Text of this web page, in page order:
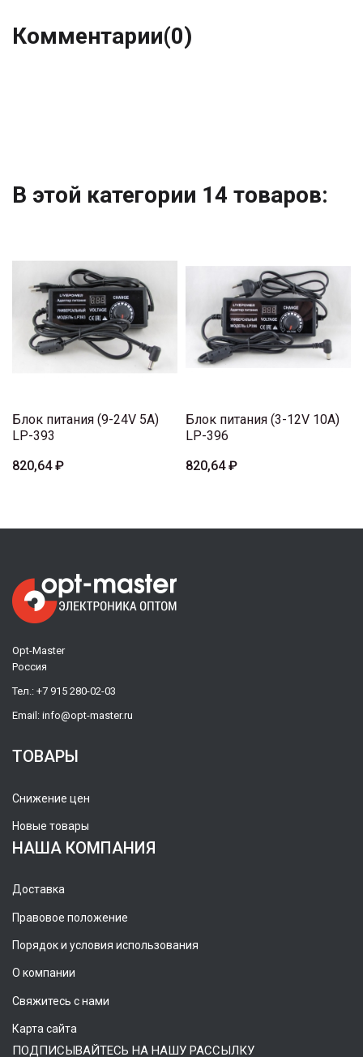
Комментарии(0)
В этой категории 14 товаров:
Блок питания (9-24V 5A)
LP-393
820,64 ₽
Блок питания (3-12V 10A)
LP-396
820,64 ₽
Opt-Master
Россия
Тел.: +7 915 280-02-03
Email: info@opt-master.ru
ТОВАРЫ
Снижение цен
Новые товары
НАША КОМПАНИЯ
Доставка
Правовое положение
Порядок и условия использования
О компании
Свяжитесь с нами
Карта сайта
ПОДПИСЫВАЙТЕСЬ НА НАШУ РАССЫЛКУ